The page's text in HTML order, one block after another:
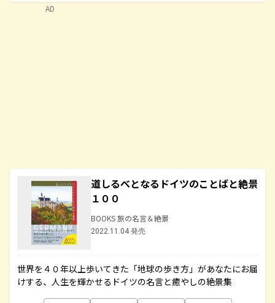
道しるべとなるドイツのことばと絶景
１００
BOOKS 旅の名言＆絶景
2022.11.04 発売
世界を４０年以上歩いてきた「地球の歩き方」があなたにお届
けする、人生を輝かせるドイツの名言と癒やしの絶景集
AD